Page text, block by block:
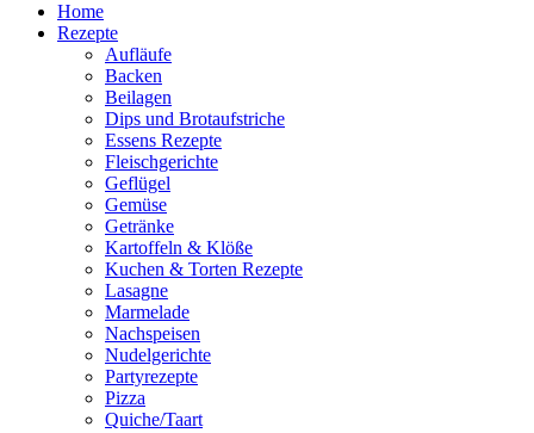
Home
Rezepte
Aufläufe
Backen
Beilagen
Dips und Brotaufstriche
Essens Rezepte
Fleischgerichte
Geflügel
Gemüse
Getränke
Kartoffeln & Klöße
Kuchen & Torten Rezepte
Lasagne
Marmelade
Nachspeisen
Nudelgerichte
Partyrezepte
Pizza
Quiche/Taart